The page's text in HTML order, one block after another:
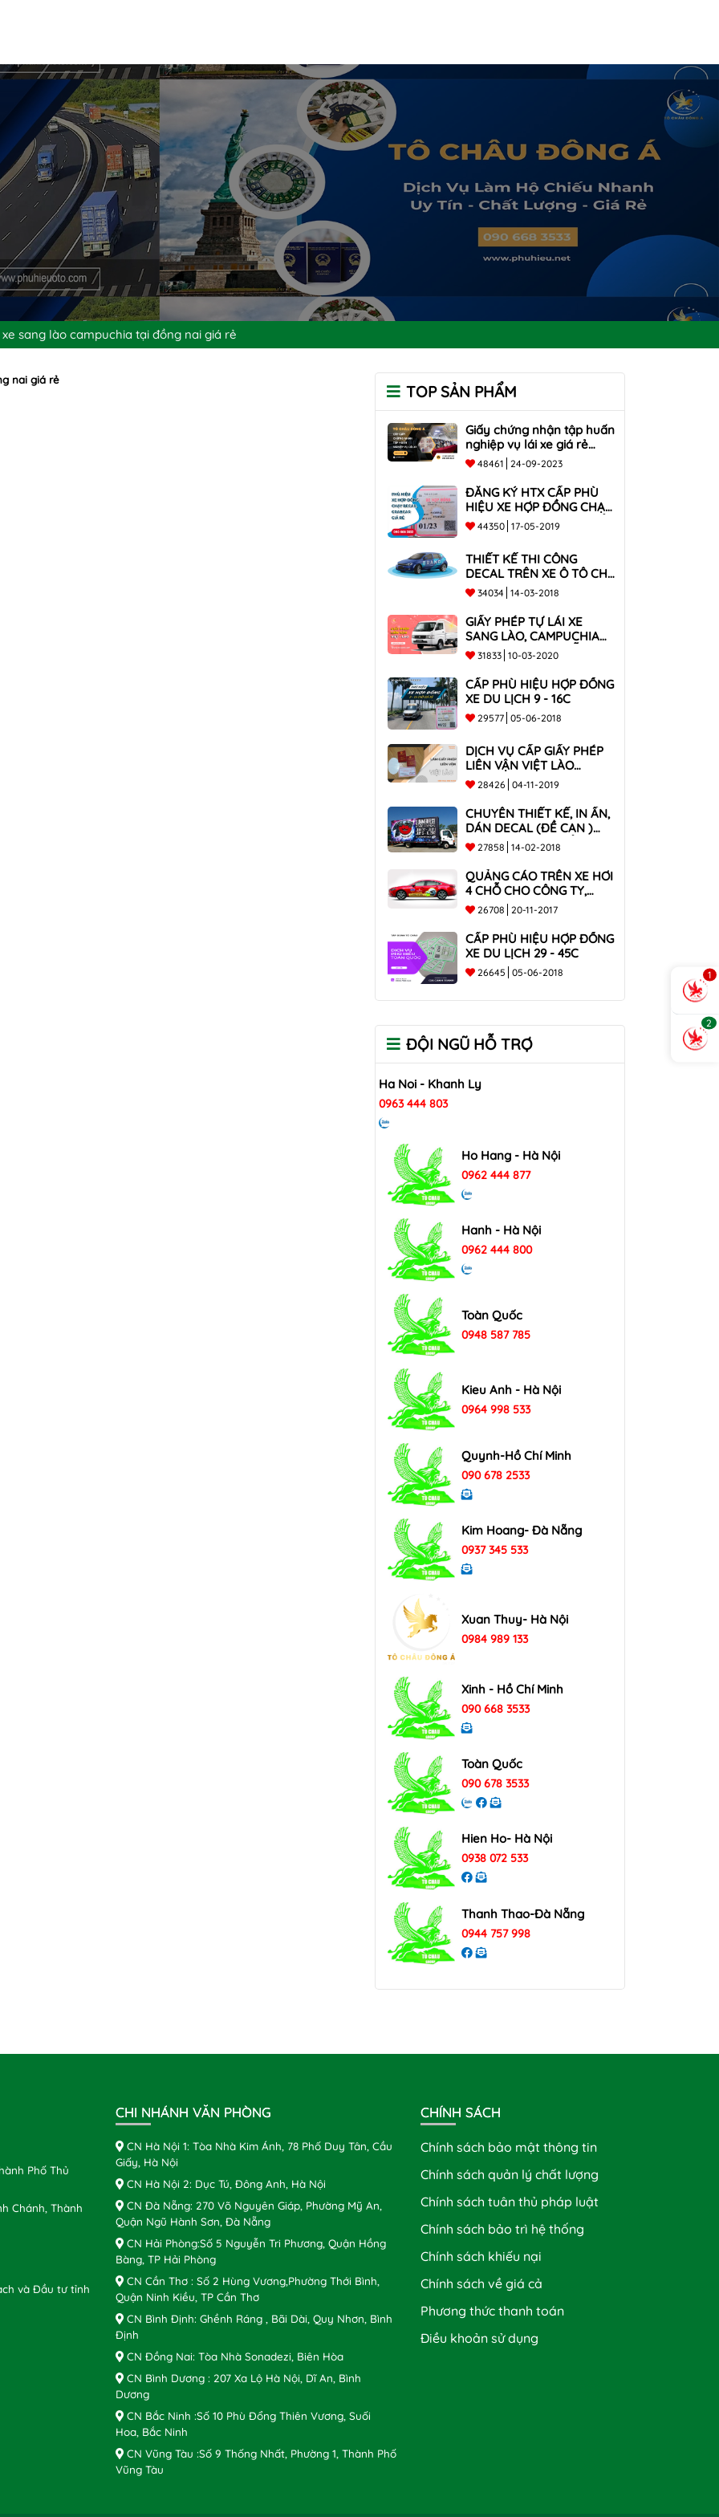
sang lào campuchia tại đồng nai giá rẻ
nai giá rẻ
TOP SẢN PHẨM
Giấy chứng nhận tập huấn
nghiệp vụ lái xe giá rẻ
toàn quốc
48461 24-09-2023
ĐĂNG KÝ HTX CẤP PHÙ
HIỆU XE HỢP ĐỒNG CHẠY
BECAR, GRABCAR GIÁ RẺ
NHẤT
44350 17-05-2019
THIẾT KẾ THI CÔNG
DECAL TRÊN XE Ô TÔ CHO
CÔNG TY
34034 14-03-2018
GIẤY PHÉP TỰ LÁI XE
SANG LÀO, CAMPUCHIA
CHO XE DƯỚI 9 CHỖ VÀ
XE BÁN TẢI
31833 10-03-2020
CẤP PHÙ HIỆU HỢP ĐỒNG
XE DU LỊCH 9 - 16C
29577 05-06-2018
DỊCH VỤ CẤP GIẤY PHÉP
LIÊN VẬN VIỆT LÀO
NHANH CHÓNG , UY TÍN
TOÀN QUỐC
28426 04-11-2019
CHUYÊN THIẾT KẾ, IN ẤN,
DÁN DECAL (ĐỀ CAN )
TRÊN THÙNG XE TẢI CHO
CÔNG TY
27858 14-02-2018
QUẢNG CÁO TRÊN XE HƠI
4 CHỖ CHO CÔNG TY,
DOANH NGHIỆP
26708 20-11-2017
CẤP PHÙ HIỆU HỢP ĐỒNG
XE DU LỊCH 29 - 45C
26645 05-06-2018
ĐỘI NGŨ HỖ TRỢ
Ha Noi - Khanh Ly
0963 444 803
Ho Hang - Hà Nội
0962 444 877
Hanh - Hà Nội
0962 444 800
Toàn Quốc
0948 587 785
Kieu Anh - Hà Nội
0964 998 533
Quynh-Hồ Chí Minh
090 678 2533
Kim Hoang- Đà Nẵng
0937 345 533
Xuan Thuy- Hà Nội
0984 989 133
Xinh - Hồ Chí Minh
090 668 3533
Toàn Quốc
090 678 3533
Hien Ho- Hà Nội
0938 072 533
Thanh Thao-Đà Nẵng
0944 757 998
Phố Thủ
Chánh, Thành
và Đầu tư tỉnh
1
2
CHI NHÁNH VĂN PHÒNG
CN Hà Nội 1: Tòa Nhà Kim Ánh, 78 Phố Duy Tân, Cầu
Giấy, Hà Nội
CN Hà Nội 2: Dục Tú, Đông Anh, Hà Nội
CN Đà Nẵng: 270 Võ Nguyên Giáp, Phường Mỹ An,
Quận Ngũ Hành Sơn, Đà Nẵng
CN Hải Phòng:Số 5 Nguyễn Tri Phương, Quận Hồng
Bàng, TP Hải Phòng
CN Cần Thơ : Số 2 Hùng Vương,Phường Thới Bình,
Quận Ninh Kiều, TP Cần Thơ
CN Bình Định: Ghềnh Ráng , Bãi Dài, Quy Nhơn, Bình
Định
CN Đồng Nai: Tòa Nhà Sonadezi, Biên Hòa
CN Bình Dương : 207 Xa Lộ Hà Nội, Dĩ An, Bình
Dương
CN Bắc Ninh :Số 10 Phù Đổng Thiên Vương, Suối
Hoa, Bắc Ninh
CN Vũng Tàu :Số 9 Thống Nhất, Phường 1, Thành Phố
Vũng Tàu
CHÍNH SÁCH
Chính sách bảo mật thông tin
Chính sách quản lý chất lượng
Chính sách tuân thủ pháp luật
Chính sách bảo trì hệ thống
Chính sách khiếu nại
Chính sách về giá cả
Phương thức thanh toán
Điều khoản sử dụng